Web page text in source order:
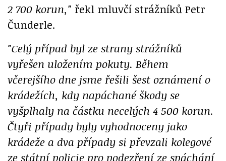
2 700 korun," řekl mluvčí strážníků Petr
Čunderle.
"Celý případ byl ze strany strážníků
vyřešen uložením pokuty. Během
včerejšího dne jsme řešili šest oznámení o
krádežích, kdy napáchané škody se
vyšplhaly na částku necelých 4 500 korun.
Čtyři případy byly vyhodnoceny jako
krádeže a dva případy si převzali kolegové
ze státní policie pro podezření ze spáchání